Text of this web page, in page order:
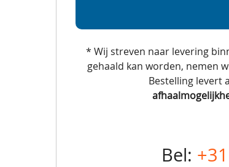
* Wij streven naar levering
gehaald kan worden, nemen
Bestelling levert
Bel: